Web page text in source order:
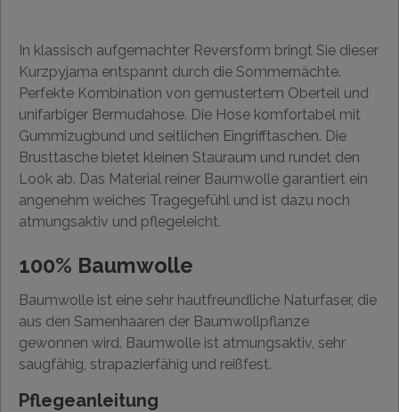
In klassisch aufgemachter Reversform bringt Sie dieser
Kurzpyjama entspannt durch die Sommernächte.
Perfekte Kombination von gemustertem Oberteil und
unifarbiger Bermudahose. Die Hose komfortabel mit
Gummizugbund und seitlichen Eingrifftaschen. Die
Brusttasche bietet kleinen Stauraum und rundet den
Look ab. Das Material reiner Baumwolle garantiert ein
angenehm weiches Tragegefühl und ist dazu noch
atmungsaktiv und pflegeleicht.
100% Baumwolle
Baumwolle ist eine sehr hautfreundliche Naturfaser, die
aus den Samenhaaren der Baumwollpflanze
gewonnen wird. Baumwolle ist atmungsaktiv, sehr
saugfähig, strapazierfähig und reißfest.
Pflegeanleitung